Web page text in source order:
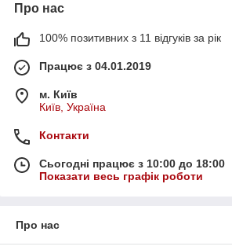
Про нас
100% позитивних з 11 відгуків за рік
Працює з 04.01.2019
м. Київ
Київ, Україна
Контакти
Сьогодні працює з 10:00 до 18:00
Показати весь графік роботи
Про нас